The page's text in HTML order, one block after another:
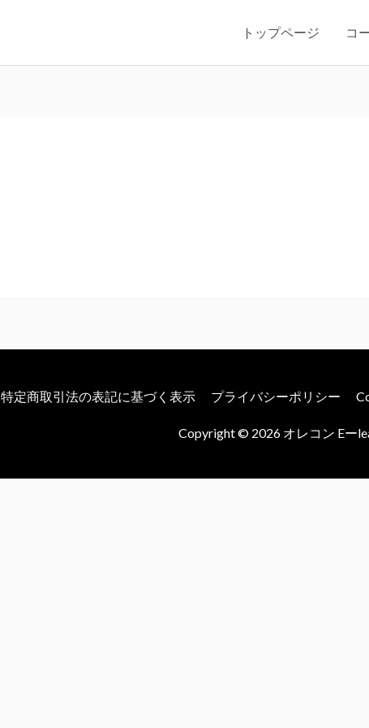
トップページ コ
特定商取引法の表記に基づく表示 プライバシーポリシー
Copyright © 2026 オレコン Eー